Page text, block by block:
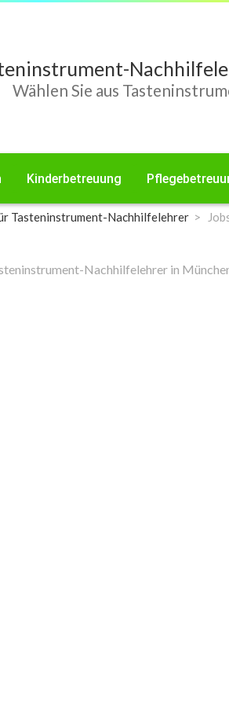
Wählen Sie aus
Kinderbetreuung
Tasteninstrument-Nachhilfelehrer
Nachhilfelehrer in